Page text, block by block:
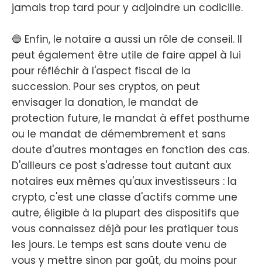
jamais trop tard pour y adjoindre un codicille.
🔵 Enfin, le notaire a aussi un rôle de conseil. Il
peut également être utile de faire appel à lui
pour réfléchir à l'aspect fiscal de la
succession. Pour ses cryptos, on peut
envisager la donation, le mandat de
protection future, le mandat à effet posthume
ou le mandat de démembrement et sans
doute d'autres montages en fonction des cas.
D'ailleurs ce post s'adresse tout autant aux
notaires eux mêmes qu'aux investisseurs : la
crypto, c'est une classe d'actifs comme une
autre, éligible à la plupart des dispositifs que
vous connaissez déjà pour les pratiquer tous
les jours. Le temps est sans doute venu de
vous y mettre sinon par goût, du moins pour